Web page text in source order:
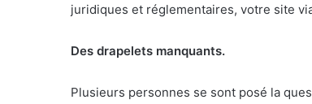
juridiques et réglementaires, votre site
Des drapelets manquants.
Plusieurs personnes se sont posé la